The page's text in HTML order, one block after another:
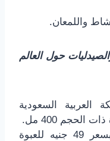
واللمعان.
حول العالم
العربية السعودية
يتوافر في صيدليات مصر بسعر 49 جنيه للعبوة